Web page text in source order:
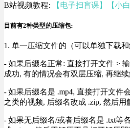
B站视频教程: 【电子扫盲课】【小
目前有2种类型的压缩包:
1. 单一压缩文件的（可以单独下载
- 如果后缀名正常: 直接打开文件 >
成功, 有的情况会有双层压缩, 再继
- 如果后缀名是 .mp4, 直接打开文件
之类的视频, 后缀名改成 .zip, 然后用
- 如果无后缀名/或者后缀名是 .txt等